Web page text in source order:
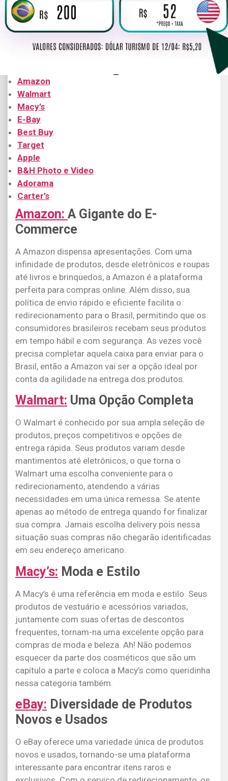
Amazon
Walmart
Macy’s
E-Bay
Best Buy
Target
Apple
B&H Photo e Video
Adorama
Carter’s
Amazon: A Gigante do E-
Commerce
A Amazon dispensa apresentações. Com uma
infinidade de produtos, desde eletrônicos e roupas
até livros e brinquedos, a Amazon é a plataforma
perfeita para compras online. Além disso, sua
política de envio rápido e eficiente facilita o
redirecionamento para o Brasil, permitindo que os
consumidores brasileiros recebam seus produtos
em tempo hábil e com segurança. As vezes você
precisa completar aquela caixa para enviar para o
Brasil, então a Amazon vai ser a opção ideal por
conta da agilidade na entrega dos produtos.
Walmart: Uma Opção Completa
O Walmart é conhecido por sua ampla seleção de
produtos, preços competitivos e opções de
entrega rápida. Seus produtos variam desde
mantimentos até eletrônicos, o que torna o
Walmart uma escolha conveniente para o
redirecionamento, atendendo a várias
necessidades em uma única remessa. Se atente
apenas ao método de entrega quando for finalizar
sua compra. Jamais escolha delivery pois nessa
situação suas compras não chegarão identificadas
em seu endereço americano.
Macy’s: Moda e Estilo
A Macy’s é uma referência em moda e estilo. Seus
produtos de vestuário e acessórios variados,
juntamente com suas ofertas de descontos
frequentes, tornam-na uma excelente opção para
compras de moda e beleza. Ah! Não podemos
esquecer da parte dos cosméticos que são um
capítulo a parte e coloca a Macy’s como queridinha
nessa categoria também.
eBay: Diversidade de Produtos
Novos e Usados
O eBay oferece uma variedade única de produtos
novos e usados, tornando-se uma plataforma
interessante para encontrar itens raros e